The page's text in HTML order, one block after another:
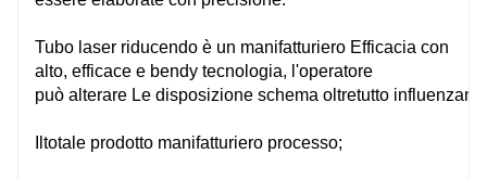
Tubo laser riducendo è un manifatturiero Efficacia con
alto, efficace e bendy tecnologia, l'operatore
può alterare Le disposizione schema oltretutto
totale prodotto manifatturiero processo;